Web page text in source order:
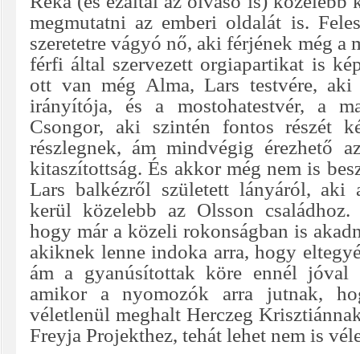
megmutatni az emberi oldalát is.
szeretetre vágyó nő, aki férjének még a
férfi által szervezett orgiapartikat is
ott van még Alma, Lars testvére, aki
irányítója, és a mostohatestvér, a
Csongor, aki szintén fontos részét
részlegnek, ám mindvégig érezhető
kitaszítottság. És akkor még nem is
Lars balkézről született lányáról, aki
kerül közelebb az Olsson
hogy már a közeli rokonságban is
akiknek lenne indoka arra, hogy
ám a gyanúsítottak köre ennél jóval
amikor a nyomozók arra jutnak,
véletlenül meghalt Herczeg
Freyja Projekthez, tehát lehet nem is